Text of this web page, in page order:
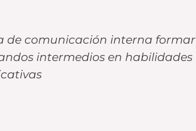
de comunicación interna formar
intermedios en habilidades